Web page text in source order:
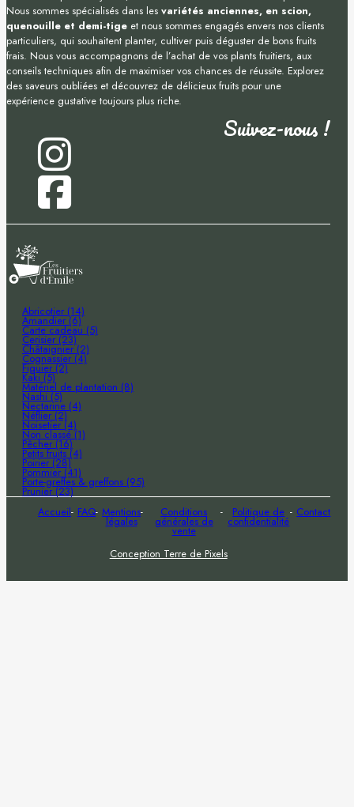
Nous sommes spécialisés dans les variétés anciennes, en scion,
quenouille et demi-tige et nous sommes engagés envers nos clients
particuliers, qui souhaitent planter, cultiver puis déguster de bons fruits
frais. Nous vous accompagnons de l’achat de vos plants fruitiers, aux
conseils techniques afin de maximiser vos chances de réussite. Explorez
des saveurs oubliées et découvrez de délicieux fruits pour une
expérience gustative toujours plus riche.
Suivez-nous !
Abricotier (14)
Amandier (6)
Carte cadeau (5)
Cerisier (23)
Châtaignier (2)
Cognassier (4)
Figuier (2)
Kaki (5)
Matériel de plantation (8)
Nashi (5)
Nectarine (4)
Néflier (2)
Noisetier (4)
Non classé (1)
Pêcher (16)
Petits fruits (4)
Poirier (28)
Pommier (41)
Porte-greffes & greffons (95)
Prunier (23)
Accueil FAQ Mentions
légales
Conditions
générales de
vente
Politique de
confidentialité
Contact
Conception Terre de Pixels